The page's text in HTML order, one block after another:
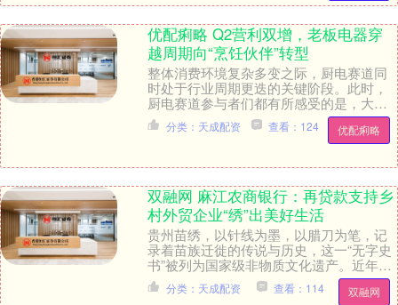
优配痢略 Q2营利双增，老板电器穿
越周期向“烹饪伙伴”转型
整体消费环境复杂多变之际，厨电赛道同
时处于行业周期更迭的关键阶段。此时，
厨电赛道参与者们都有所感受的是，大环
境带来的多重挑战和压力，为此都在寻求
新的生存空间。身....
优配痢略
分类：天成配资 查看：124
双融网 麻江农商银行：再贷款支持乡
村外贸企业“绣”出美好生活
贵州苗绣，以针线为墨，以腊刀为笔，记
录着苗族迁徙的传说与历史，这一“无字史
书”被列为国家级非物质文化遗产。近年
来，贵州苗绣产业蓬勃发展，产业主体通
过不断创作，开....
双融网
分类：天成配资 查看：114